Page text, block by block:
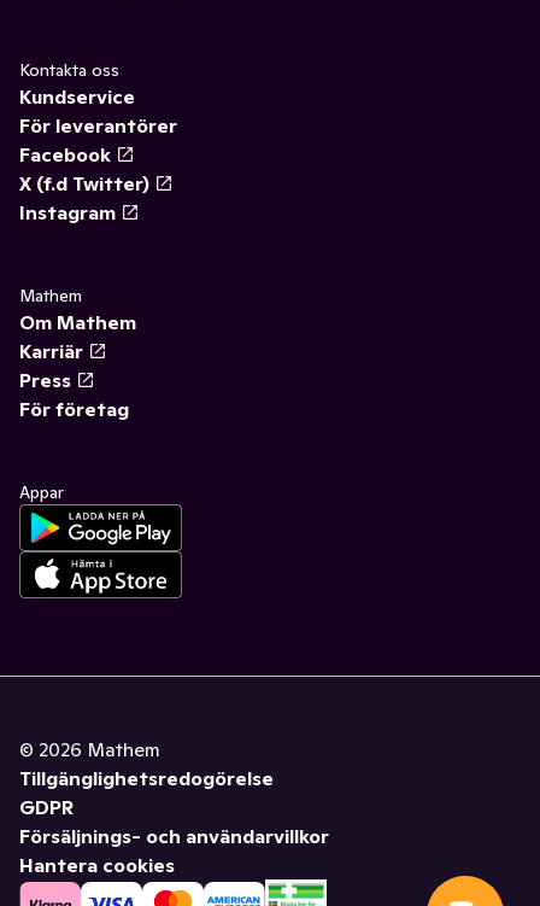
Kontakta oss
Kundservice
För leverantörer
Facebook
X (f.d Twitter)
Instagram
Mathem
Om Mathem
Karriär
Press
För företag
Appar
© 2026 Mathem
Tillgänglighetsredogörelse
GDPR
Försäljnings- och användarvillkor
Hantera cookies